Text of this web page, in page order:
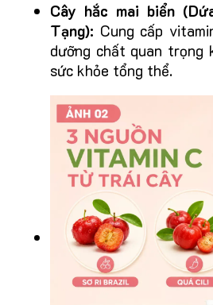
Cây hắc mai biển
Tạng): Cung cấp
dưỡng chất quan trọng
sức khỏe tổng thể.